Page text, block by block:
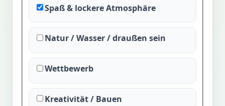
Spaß & lockere Atmosphäre
Natur / Wasser / draußen sein
Wettbewerb
Kreativität / Bauen